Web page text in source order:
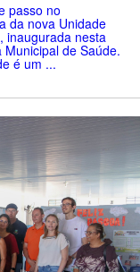
passo no
da nova Unidade
inaugurada nesta
de Saúde.
é um ...